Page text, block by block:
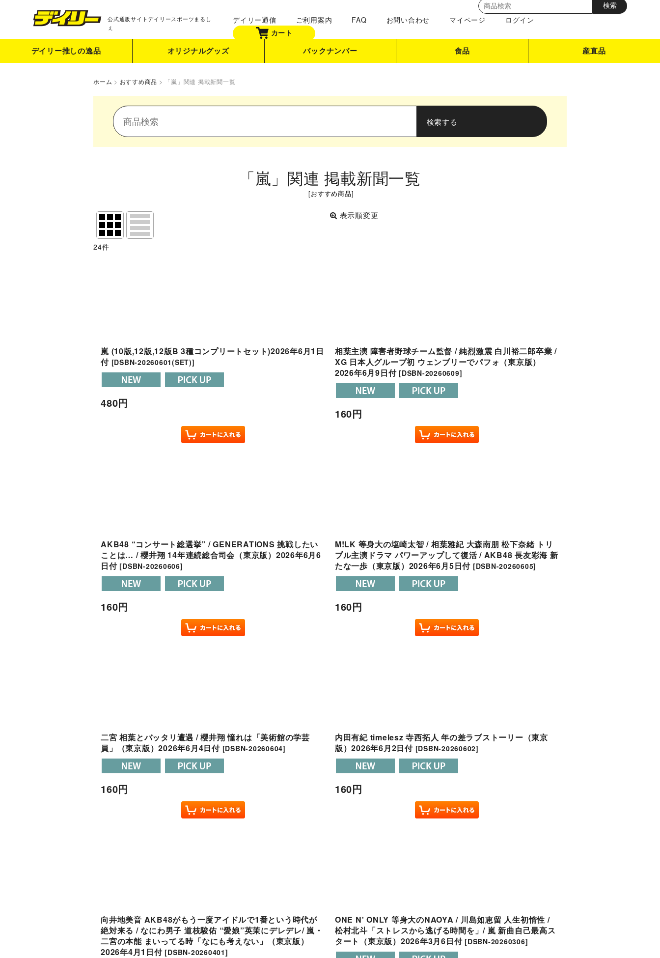
公式通販サイトデイリースポーツまるし
ぇ
デイリー通信 ご利用案内 FAQ お問い合わせ マイページ
ログイン
カート
デイリー推しの逸品 オリジナルグッズ バックナンバー 食品 産直品
ホーム > おすすめ商品 > 「嵐」関連 掲載新聞一覧
「嵐」関連 掲載新聞一覧
[おすすめ商品]
表示順変更
表示数
24件
嵐 (10版,12版,12版B 3種コンプリートセット)2026年6月1日
付 [DSBN-20260601(SET)]
480円
相葉主演 障害者野球チーム監督 / 純烈激震 白川裕二郎卒業 /
XG 日本人グループ初 ウェンブリーでパフォ（東京版）
2026年6月9日付 [DSBN-20260609]
160円
AKB48 “コンサート総選挙” / GENERATIONS 挑戦したい
ことは… / 櫻井翔 14年連続総合司会（東京版）2026年6月6
日付 [DSBN-20260606]
160円
M!LK 等身大の塩崎太智 / 相葉雅紀 大森南朋 松下奈緒 トリ
プル主演ドラマ パワーアップして復活 / AKB48 長友彩海 新
たな一歩（東京版）2026年6月5日付 [DSBN-20260605]
160円
二宮 相葉とバッタリ遭遇 / 櫻井翔 憧れは「美術館の学芸
員」（東京版）2026年6月4日付 [DSBN-20260604]
160円
内田有紀 timelesz 寺西拓人 年の差ラブストーリー（東京
版）2026年6月2日付 [DSBN-20260602]
160円
向井地美音 AKB48がもう一度アイドルで1番という時代が
絶対来る / なにわ男子 道枝駿佑 “愛娘”英茉にデレデレ/ 嵐・
二宮の本能 まいってる時「なにも考えない」（東京版）
2026年4月1日付 [DSBN-20260401]
ONE N' ONLY 等身大のNAOYA / 川島如恵留 人生初惰性 /
松村北斗「ストレスから逃げる時間を」/ 嵐 新曲自己最高ス
タート（東京版）2026年3月6日付 [DSBN-20260306]